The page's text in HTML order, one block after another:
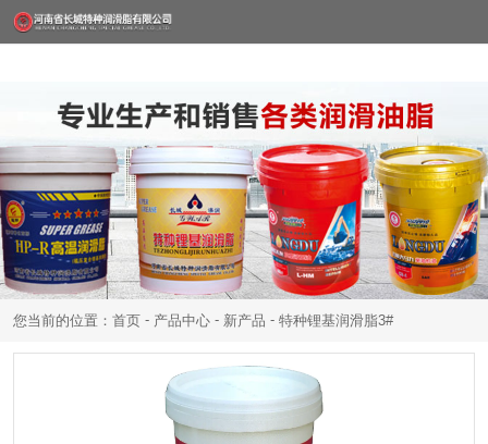
您当前的位置：首页 - 产品中心 - 新产品 - 特种锂基润滑脂3#